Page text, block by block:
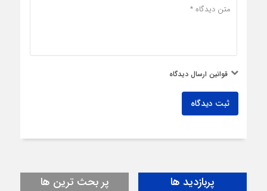
قوانین ارسال دیدگاه
ثبت دیدگاه
پربازدید ها پر بحث ترین ها